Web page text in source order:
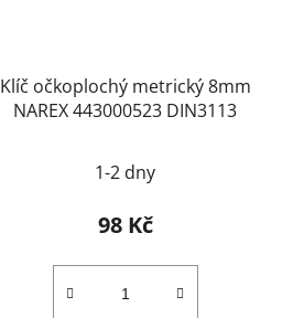
Klíč očkoplochý metrický 8mm
NAREX 443000523 DIN3113
1-2 dny
98 Kč